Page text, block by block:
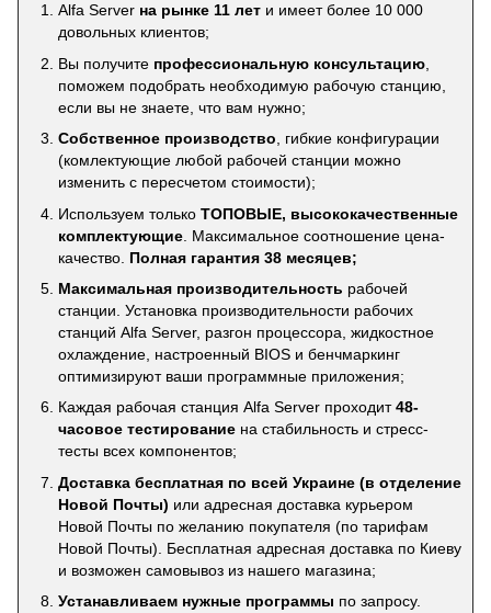
Alfa Server на рынке 11 лет и имеет более 10 000
довольных клиентов;
Вы получите профессиональную консультацию
поможем подобрать необходимую рабочую станцию,
если вы не знаете, что вам нужно;
Собственное производство, гибкие конфигурации
(комлектующие любой рабочей станции можно
изменить с пересчетом стоимости);
Используем только ТОПОВЫЕ, высококачественные
комплектующие . Максимальное соотношение цена-
качество. Полная гарантия 38 месяцев;
Максимальная производительность рабочей
станции. Установка производительности рабочих
станций Alfa Server, разгон процессора, жидкостное
охлаждение, настроенный BIOS и бенчмаркинг
оптимизируют ваши программные приложения;
Каждая рабочая станция Alfa Server проходит48-
часовое тестирование на стабильность и стресс-
тесты всех компонентов;
Доставка бесплатная по всей Украине (в отделение
Новой Почты) или адресная доставка курьером
Новой Почты по желанию покупателя (по тарифам
Новой Почты). Бесплатная адресная доставка по Киеву
и возможен самовывоз из нашего магазина;
Устанавливаем нужные программы по запросу.